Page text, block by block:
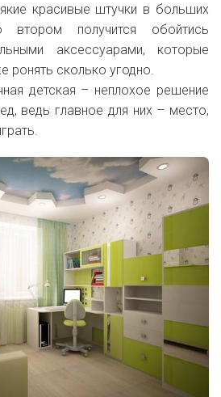
красивые штучки в больших
втором получится обойтись
аксессуарами, которые
ронять сколько угодно.
детская – неплохое решение
ведь главное для них – место,